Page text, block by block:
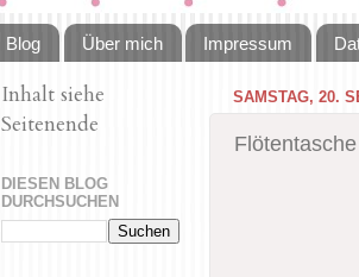
Blog Über mich Impressum
SAMSTAG, 20.
Inhalt siehe
Seitenende
DIESEN BLOG
DURCHSUCHEN